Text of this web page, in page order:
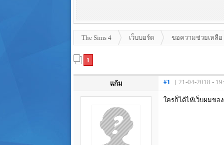
The Sims 4 เว็บบอร์ด ขอความช่วยเหลือ
1
แก้ม #1 [ 21-04-2018 -
ใครก็ได้ไห้เว็บผมขอ